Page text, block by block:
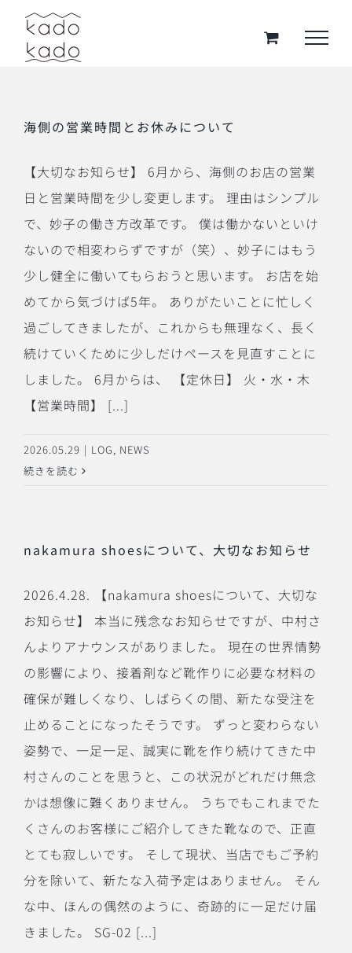
Skip
content
海側の営業時間とお休みについて
【大切なお知らせ】 6月から、海側のお店の営業
日と営業時間を少し変更します。 理由はシンプル
で、妙子の働き方改革です。 僕は働かないといけ
ないので相変わらずですが（笑）、妙子にはもう
少し健全に働いてもらおうと思います。 お店を始
めてから気づけば5年。 ありがたいことに忙しく
過ごしてきましたが、これからも無理なく、長く
続けていくために少しだけペースを見直すことに
しました。 6月からは、 【定休日】 火・水・木
【営業時間】 [...]
2026.05.29 | LOG, NEWS
続きを読む
nakamura shoesについて、大切なお知らせ
2026.4.28. 【nakamura shoesについて、大切な
お知らせ】 本当に残念なお知らせですが、中村さ
んよりアナウンスがありました。 現在の世界情勢
の影響により、接着剤など靴作りに必要な材料の
確保が難しくなり、しばらくの間、新たな受注を
止めることになったそうです。 ずっと変わらない
姿勢で、一足一足、誠実に靴を作り続けてきた中
村さんのことを思うと、この状況がどれだけ無念
かは想像に難くありません。 うちでもこれまでた
くさんのお客様にご紹介してきた靴なので、正直
とても寂しいです。 そして現状、当店でもご予約
分を除いて、新たな入荷予定はありません。 そん
な中、ほんの偶然のように、奇跡的に一足だけ届
きました。 SG-02 [...]